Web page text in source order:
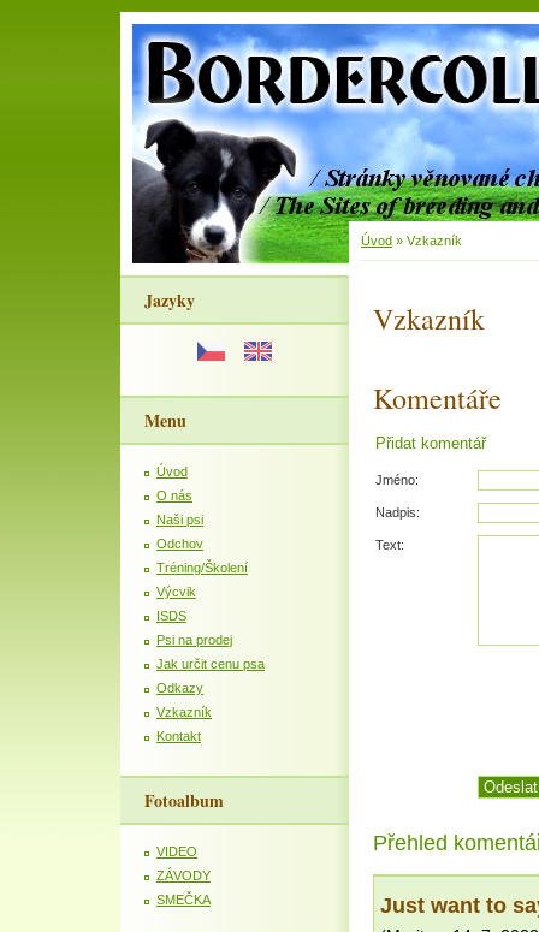
Jazyky
Menu
Úvod
O nás
Naši psi
Odchov
Tréning/Školení
Výcvik
ISDS
Psi na prodej
Jak určit cenu psa
Odkazy
Vzkazník
Kontakt
Fotoalbum
VIDEO
ZÁVODY
SMEČKA
Úvod » Vzkazník
Vzkazník
Komentáře
Přidat komentář
Jméno:
Nadpis:
Text:
Přehled
Just want to